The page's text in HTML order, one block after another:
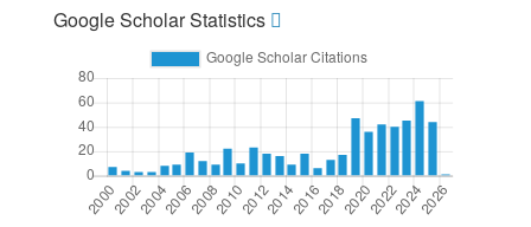
Google Scholar Statistics